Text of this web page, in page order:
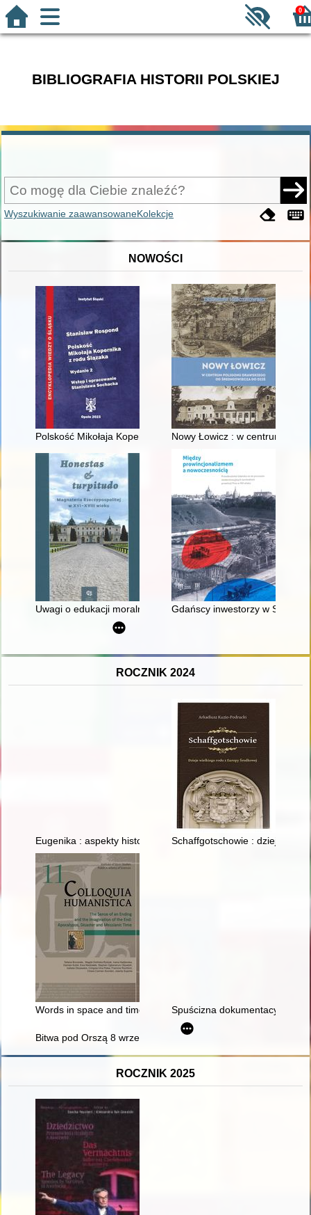
0
BIBLIOGRAFIA HISTORII POLSKIEJ
Wyszukiwanie zaawansowaneKolekcje
NOWOŚCI
Polskość Mikołaja Kopernika z rodu ŚlązakaNowy Łowicz : w centrum
Uwagi o edukacji moralnej synów szlacheckich w XVI-
Gdańscy inwestorzy w
ROCZNIK 2024
Eugenika : aspekty historyczne, biologiczne i edukacyjne
Schaffgotschowie : dzieje
Words in space and time - recenzja]Spuścizna dokumentacyjna
Bitwa pod Orszą 8 września 1514 r. : spory i dyskusje
ROCZNIK 2025